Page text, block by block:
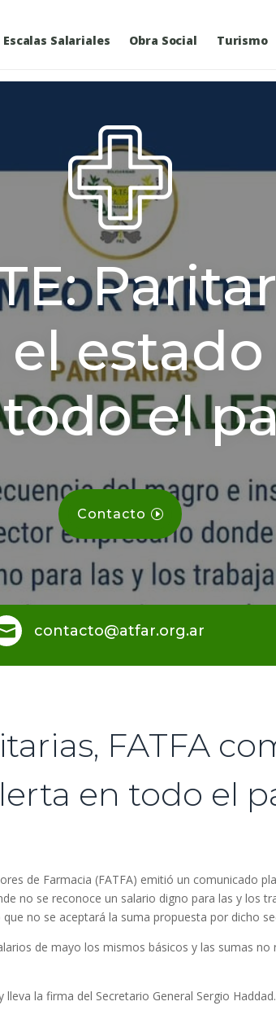
Escalas Salariales Obra Social Turismo
el
Contacto
contacto@atfar.org.ar
FATFA
en todo el
de Farmacia (FATFA) emitió un comunicado
no se reconoce un salario digno para las y los
no se aceptará la suma propuesta por dicho
de mayo los mismos básicos y las sumas
la firma del Secretario General Sergio Haddad.